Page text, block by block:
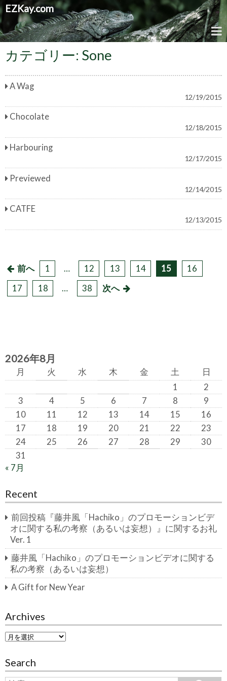
EZKay.com
カテゴリー: Sone
A Wag
12/19/2015
Chocolate
12/18/2015
Harbouring
12/17/2015
Previewed
12/14/2015
CATFE
12/13/2015
投
稿
ー
ジ
送
り
前へ 1 … 12 13 14 15
16
17
18 … 38 次へ
2026年8月
月 火 水 木 金 土
日
1
2
3
4 5 6 7 8
9
10
11 12 13 14 15
16
17
18 19 20 21 22
23
24
25 26 27 28 29
30
31
« 7月
Recent
前回投稿『藤井風「Hachiko」のプロモーションビデ
オに関する私の考察（あるいは妄想）』に関するお礼
Ver. 1
藤井風「Hachiko」のプロモーションビデオに関する
私の考察（あるいは妄想）
A Gift for New Year
Archives
A
c
h
Search